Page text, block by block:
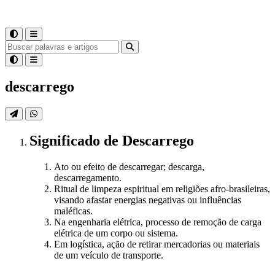
descarrego
Significado de Descarrego
Ato ou efeito de descarregar; descarga,
descarregamento.
Ritual de limpeza espiritual em religiões afro-brasileiras,
visando afastar energias negativas ou influências
maléficas.
Na engenharia elétrica, processo de remoção de carga
elétrica de um corpo ou sistema.
Em logística, ação de retirar mercadorias ou materiais
de um veículo de transporte.